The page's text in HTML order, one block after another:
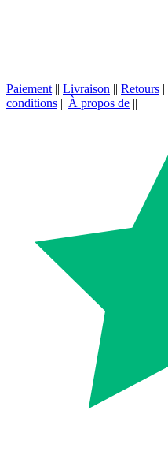
Paiement || Livraison || Retours ||
conditions || À propos de ||